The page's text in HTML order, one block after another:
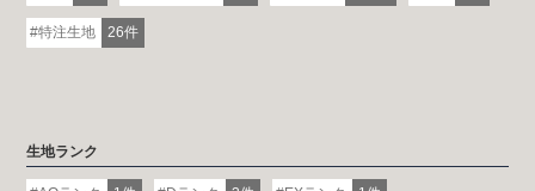
特注生地 26件
生地ランク